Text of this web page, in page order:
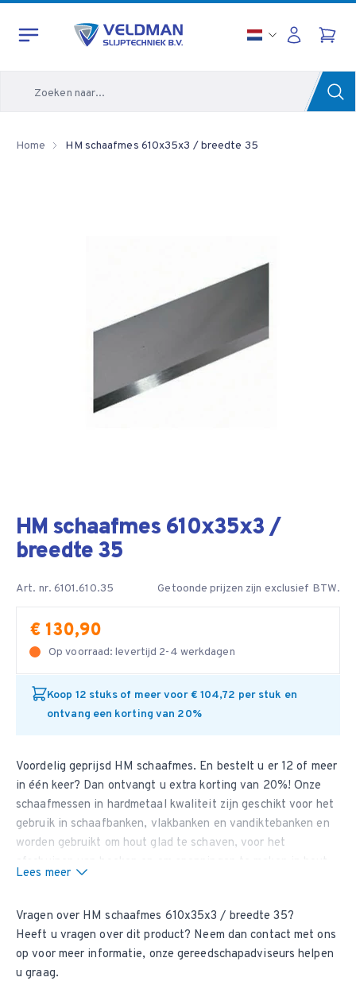
Home HM schaafmes 610x35x3 / breedte 35
HM schaafmes 610x35x3 /
breedte 35
Art. nr. 6101.610.35 Getoonde prijzen zijn exclusief BTW.
€ 130,90
Op voorraad: levertijd 2-4 werkdagen
Koop 12 stuks of meer voor € 104,72 per stuk en
ontvang een korting van 20%
Voordelig geprijsd HMschaafmes. En bestelt u er 12 of meer
in één keer? Dan ontvangt u extra korting van 20%! Onze
schaafmessen in hardmetaal kwaliteit zijn geschikt voor het
gebruik in schaafbanken, vlakbanken en vandiktebanken en
worden gebruikt om hout glad te schaven, voor het
Schaafmessen in HM kwaliteit blijven tot wel 4 keer langer
een minimale bestelhoeveelheid van 2 stuks.
Zit uw maat er niet tussen?
Wij kunnen vrijwel iedere tussenliggende maat leveren. Vul
het aanvraagformulier
Lees meer
Vragen over HM schaafmes 610x35x3 / breedte 35?
Heeft u vragen over dit product? Neem dancontact met ons
op voor meer informatie, onze gereedschapadviseurs helpen
u graag.